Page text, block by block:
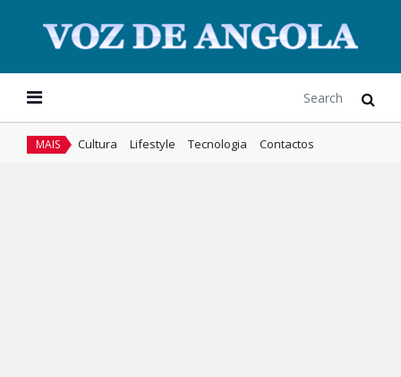
MAIS Cultura Lifestyle Tecnologia Contactos